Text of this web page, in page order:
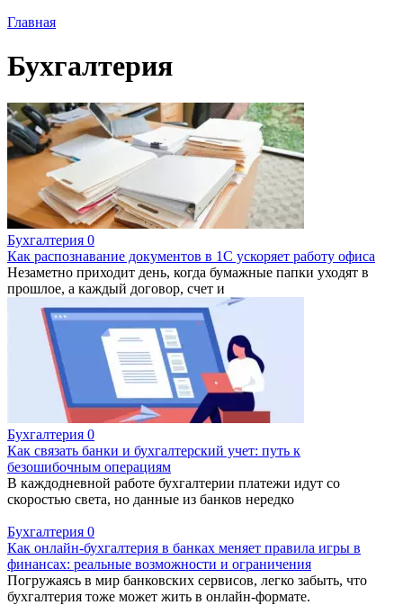
Главная
Бухгалтерия
Бухгалтерия 0
Как распознавание документов в 1С ускоряет работу офиса
Незаметно приходит день, когда бумажные папки уходят в
прошлое, а каждый договор, счет и
Бухгалтерия 0
Как связать банки и бухгалтерский учет: путь к
безошибочным операциям
В каждодневной работе бухгалтерии платежи идут со
скоростью света, но данные из банков нередко
Бухгалтерия 0
Как онлайн-бухгалтерия в банках меняет правила игры в
финансах: реальные возможности и ограничения
Погружаясь в мир банковских сервисов, легко забыть, что
бухгалтерия тоже может жить в онлайн-формате.